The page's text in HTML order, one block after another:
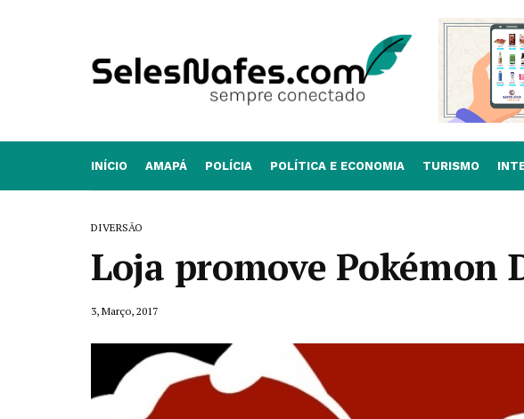
INÍCIO AMAPÁ POLÍCIA POLÍTICA E ECONOMIA TURISMO
DIVERSÃO
Loja promove Pokémon
3, Março, 2017